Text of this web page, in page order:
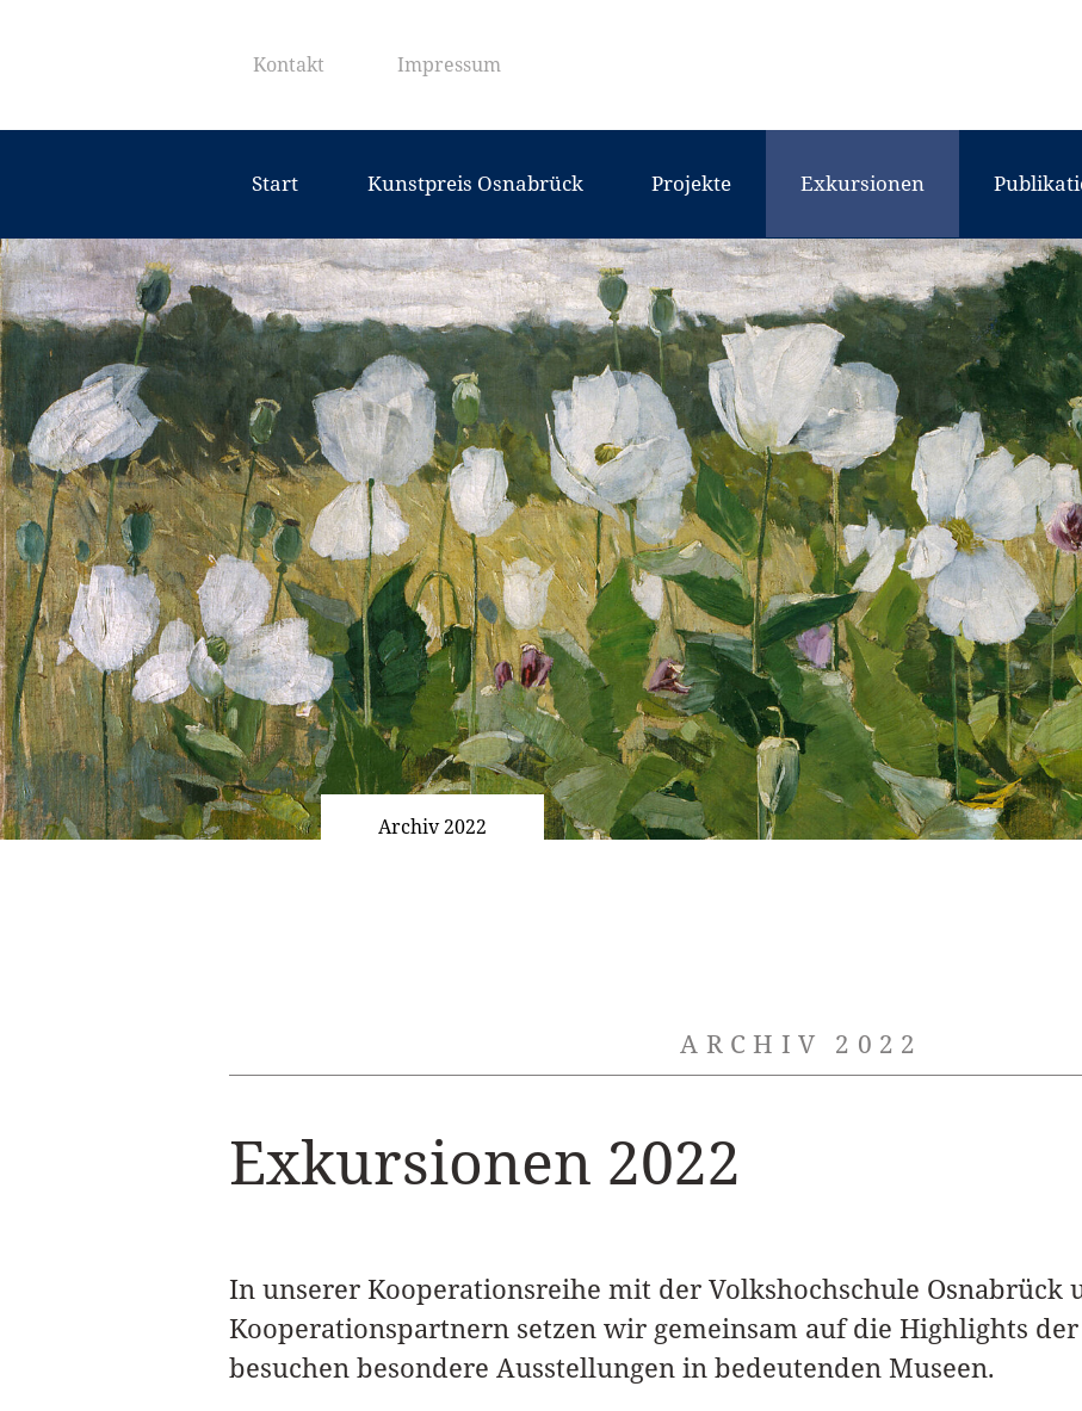
Kontakt Impressum
Start Kunstpreis Osnabrück Projekte Exkursionen
Downloads
Archiv 2022
ARCHIV 2022
Exkursionen 2022
In unserer Kooperationsreihe mit der Volkshochschule Osnabrück
Kooperationspartnern setzen wir gemeinsam auf die Highlights
besuchen besondere Ausstellungen in bedeutenden Museen.